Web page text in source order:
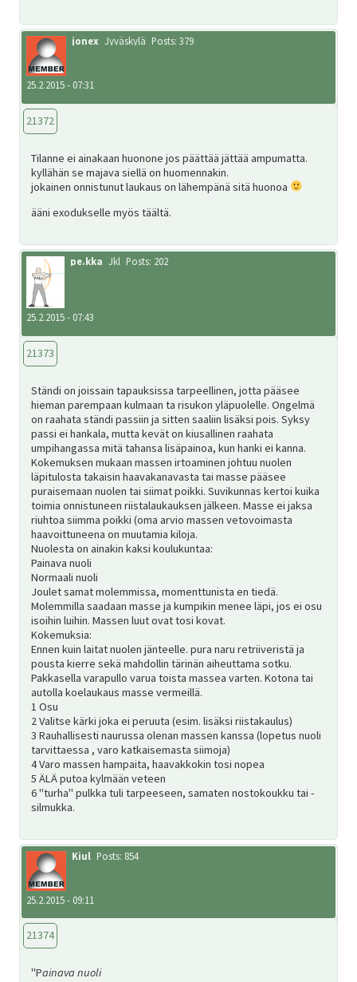
jonex Jyväskylä Posts: 379
25.2.2015 - 07:31
21372
Tilanne ei ainakaan huonone jos päättää jättää ampumatta.
kyllähän se majava siellä on huomennakin.
jokainen onnistunut laukaus on lähempänä sitä huonoa
ääni exodukselle myös täältä.
pe.kka Jkl Posts: 202
25.2.2015 - 07:43
21373
Ständi on joissain tapauksissa tarpeellinen, jotta pääsee
hieman parempaan kulmaan ta risukon yläpuolelle. Ongelmä
on raahata ständi passiin ja sitten saaliin lisäksi pois. Syksy
passi ei hankala, mutta kevät on kiusallinen raahata
umpihangassa mitä tahansa lisäpainoa, kun hanki ei kanna.
Kokemuksen mukaan massen irtoaminen johtuu nuolen
läpitulosta takaisin haavakanavasta tai masse pääsee
puraisemaan nuolen tai siimat poikki. Suvikunnas kertoi kuika
toimia onnistuneen riistalaukauksen jälkeen. Masse ei jaksa
riuhtoa siimma poikki (oma arvio massen vetovoimasta
haavoittuneena on muutamia kiloja.
Nuolesta on ainakin kaksi koulukuntaa:
Painava nuoli
Normaali nuoli
Joulet samat molemmissa, momenttunista en tiedä.
Molemmilla saadaan masse ja kumpikin menee läpi, jos ei osu
isoihin luihin. Massen luut ovat tosi kovat.
Kokemuksia:
Ennen kuin laitat nuolen jänteelle. pura naru retriiveristä ja
pousta kierre sekä mahdollin tärinän aiheuttama sotku.
Pakkasella varapullo varua toista massea varten. Kotona tai
autolla koelaukaus masse vermeillä.
1 Osu
2 Valitse kärki joka ei peruuta (esim. lisäksi riistakaulus)
3 Rauhallisesti naurussa olenan massen kanssa (lopetus nuoli
tarvittaessa , varo katkaisemasta siimoja)
4 Varo massen hampaita, haavakkokin tosi nopea
5 ÄLÄ putoa kylmään veteen
6 "turha" pulkka tuli tarpeeseen, samaten nostokoukku tai -
silmukka.
Kiul Posts: 854
25.2.2015 - 09:11
21374
"Painava nuoli